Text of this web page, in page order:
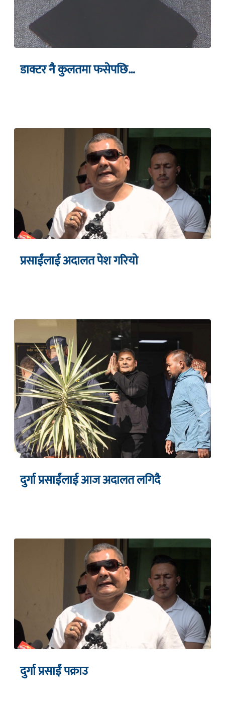
डाक्टर नै कुलतमा फसेपछि…
प्रसाईंलाई अदालत पेश गरियाे
दुर्गा प्रसाईंलाई आज अदालत लगिदै
दुर्गा प्रसाईं पक्राउ